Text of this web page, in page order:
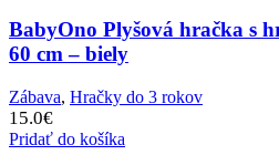
BabyOno Plyšová hračka s
60 cm – biely
Zábava, Hračky do 3 rokov
15.0€
Pridať do košíka